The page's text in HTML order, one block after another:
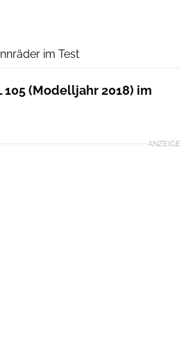
im Test
105 (Modelljahr 2018) im
ANZEIGE